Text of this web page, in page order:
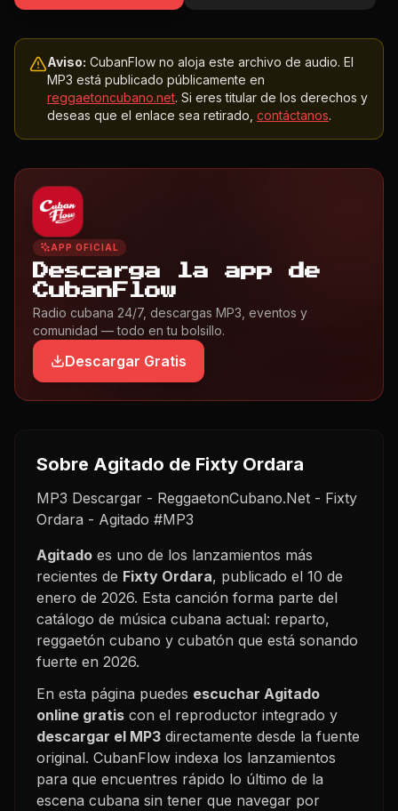
Aviso: CubanFlow no aloja este archivo de audio. El
MP3 está publicado públicamente en
reggaetoncubano.net. Si eres titular de los derechos y
deseas que el enlace sea retirado, contáctanos.
APP OFICIAL
Descarga la app de
CubanFlow
Radio cubana 24/7, descargas MP3, eventos y
comunidad — todo en tu bolsillo.
Descargar Gratis
Sobre Agitado de Fixty Ordara
MP3 Descargar - ReggaetonCubano.Net - Fixty
Ordara - Agitado #MP3
Agitado es uno de los lanzamientos más
recientes de Fixty Ordara, publicado el 10 de
enero de 2026. Esta canción forma parte del
catálogo de música cubana actual: reparto,
reggaetón cubano y cubatón que está sonando
fuerte en 2026.
En esta página puedes escuchar Agitado
online gratis con el reproductor integrado y
descargar el MP3 directamente desde la fuente
original. CubanFlow indexa los lanzamientos
para que encuentres rápido lo último de la
escena cubana sin tener que navegar por